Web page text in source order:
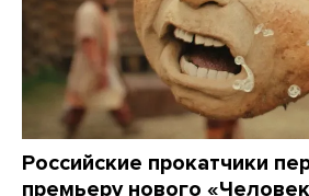
Российские прокатчики
премьеру нового